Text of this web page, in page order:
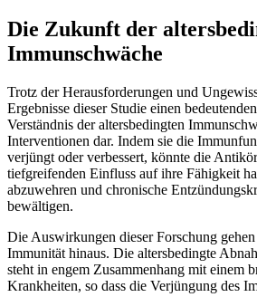
Die Zukunft der
Immunschwäche
Trotz der Herausforderungen und
Ergebnisse dieser Studie einen
Verständnis der altersbedingten
Interventionen dar. Indem sie die
verjüngt oder verbessert, könnte die
tiefgreifenden Einfluss auf ihre Fähigkeit
abzuwehren und chronische
bewältigen.
Die Auswirkungen dieser Forschung
Immunität hinaus. Die altersbedingte
steht in engem Zusammenhang mit einem
Krankheiten, so dass die Verjüngung des